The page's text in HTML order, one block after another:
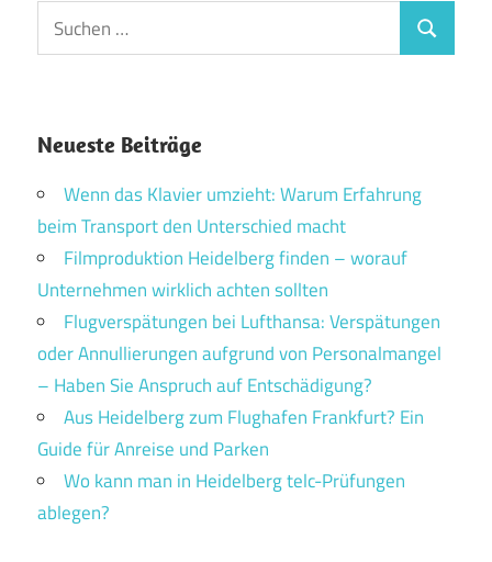
Suchen
nach:
Suchen
Neueste Beiträge
Wenn das Klavier umzieht: Warum Erfahrung
beim Transport den Unterschied macht
Filmproduktion Heidelberg finden – worauf
Unternehmen wirklich achten sollten
Flugverspätungen bei Lufthansa: Verspätungen
oder Annullierungen aufgrund von Personalmangel
– Haben Sie Anspruch auf Entschädigung?
Aus Heidelberg zum Flughafen Frankfurt? Ein
Guide für Anreise und Parken
Wo kann man in Heidelberg telc-Prüfungen
ablegen?